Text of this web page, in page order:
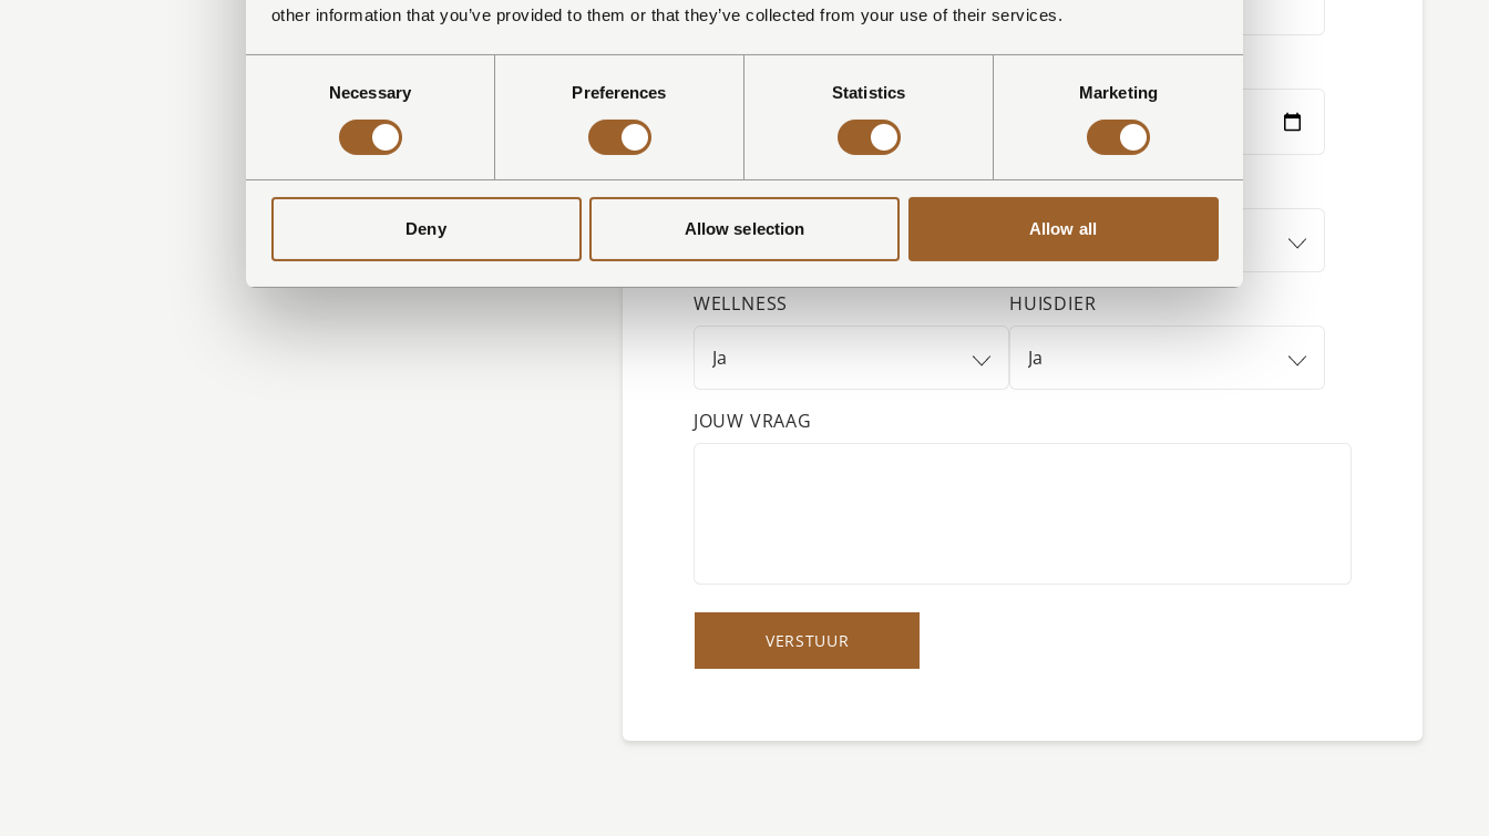
other information that you’ve provided to them or that they’ve collected from your use of their services.
Necessary Preferences Statistics Marketing
Deny Allow selection Allow all
AANTAL PERSONEN PARK
WELLNESS HUISDIER
JOUW VRAAG
VERSTUUR